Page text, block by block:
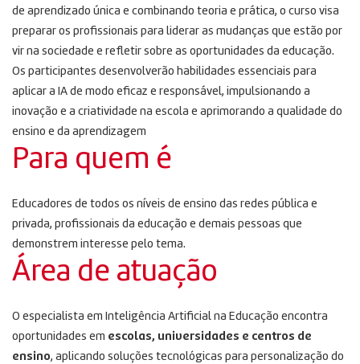
de aprendizado única e combinando teoria e prática, o curso visa
preparar os profissionais para liderar as mudanças que estão por
vir na sociedade e refletir sobre as oportunidades da educação.
Os participantes desenvolverão habilidades essenciais para
aplicar a IA de modo eficaz e responsável, impulsionando a
inovação e a criatividade na escola e aprimorando a qualidade do
ensino e da aprendizagem
Para quem é
Educadores de todos os níveis de ensino das redes pública e
privada, profissionais da educação e demais pessoas que
demonstrem interesse pelo tema.
Área de atuação
O especialista em Inteligência Artificial na Educação encontra
oportunidades em escolas, universidades e centros de
ensino, aplicando soluções tecnológicas para personalização do